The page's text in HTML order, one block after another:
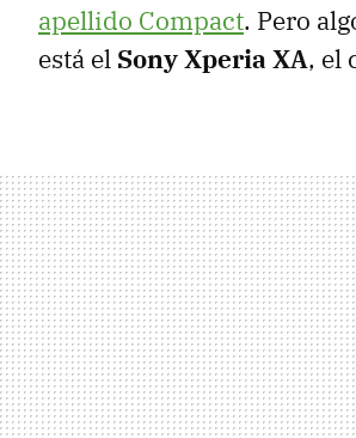
apellido Compact. Pero
está el Sony Xperia XA, el